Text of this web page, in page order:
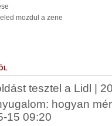
mozdul a zene
tesztel a Lidl |
hogyan
15 09:20